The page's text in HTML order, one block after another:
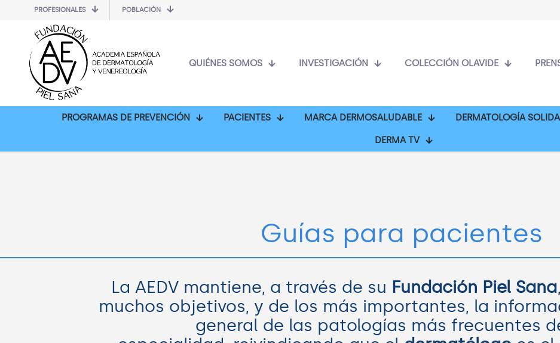
PROFESIONALES POBLACIÓN
QUIÉNES SOMOS INVESTIGACIÓN COLECCIÓN OLAVIDE
PROGRAMAS DE PREVENCIÓN PACIENTES MARCA DERMOSALUDABLE DERMATOLOGÍA
DERMA TV
Guías para pacientes
La AEDV mantiene, a través de su Fundación Piel Sana
muchos objetivos, y de los más importantes, la
general de las patologías más frecuentes